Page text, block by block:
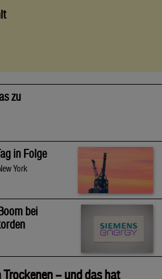
zu
in Folge
York
bei
– und das hat